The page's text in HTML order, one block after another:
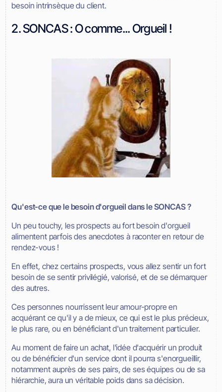
besoin intrinsèque du client.
2. SONCAS : O comme... Orgueil !
Qu'est-ce que le besoin d'orgueil dans le SONCAS ?
Un peu touchy, les prospects au fort besoin d'orgueil
alimentent parfois des anecdotes à raconter en retour de
rendez-vous !
En effet, chez certains prospects, vous allez sentir un fort
besoin de se sentir privilégié, valorisé, et de se démarquer
des autres.
Ces personnes nourrissent leur amour-propre en
acquérant ce qu'il y a de mieux, ce qui est le plus précieux,
le plus rare, ou en bénéficiant d'un traitement particulier.
Au moment de faire un achat, l'idée d'acquérir un produit
ou de bénéficier d'un service dont il pourra s'enorgueillir,
notamment auprès de ses pairs, de ses équipes ou de sa
hiérarchie, aura un véritable poids dans sa décision.